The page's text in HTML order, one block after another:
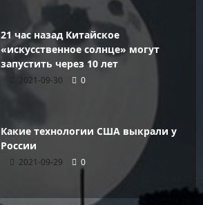
21 час назад Китайское
«искусственное солнце» могут
запустить через 10 лет
2021-09-30 0
Какие технологии США выкрали у
России
2021-09-29 0